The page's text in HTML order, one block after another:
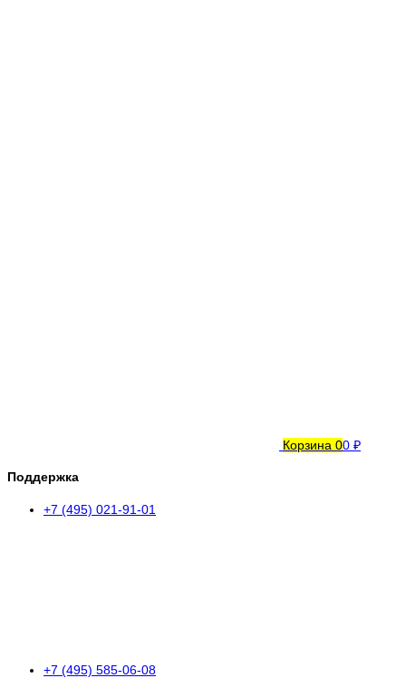
Корзина 00 ₽
Поддержка
+7 (495) 021-91-01
+7 (495) 585-06-08